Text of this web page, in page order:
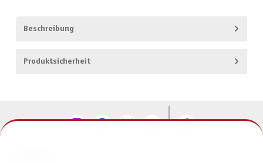
Beschreibung
Produktsicherheit